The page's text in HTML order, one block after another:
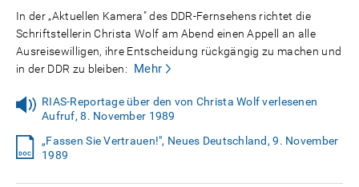
In der „Aktuellen Kamera" des DDR-Fernsehens richtet die
Schriftstellerin Christa Wolf am Abend einen Appell an alle
Ausreisewilligen, ihre Entscheidung rückgängig zu machen und
in der DDR zu bleiben:
Mehr
RIAS-Reportage über den von Christa Wolf verlesenen
Aufruf, 8. November 1989
„Fassen Sie Vertrauen!", Neues Deutschland, 9. November
1989